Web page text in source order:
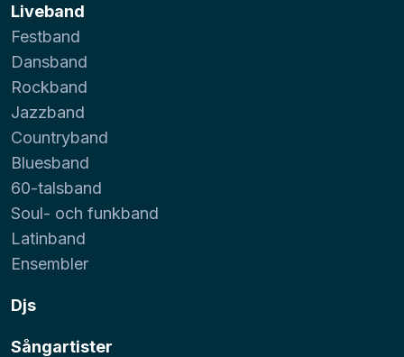
Liveband
Festband
Dansband
Rockband
Jazzband
Countryband
Bluesband
60-talsband
Soul- och funkband
Latinband
Ensembler
Djs
Sångartister